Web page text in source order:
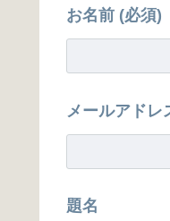
お名前 (必須)
メールアドレ
題名